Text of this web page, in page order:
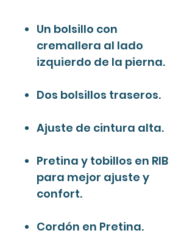
Un bolsillo con
cremallera al lado
izquierdo de la pierna.
Dos bolsillos traseros.
Ajuste de cintura alta.
Pretina y tobillos en RIB
para mejor ajuste y
confort.
Cordón en Pretina.